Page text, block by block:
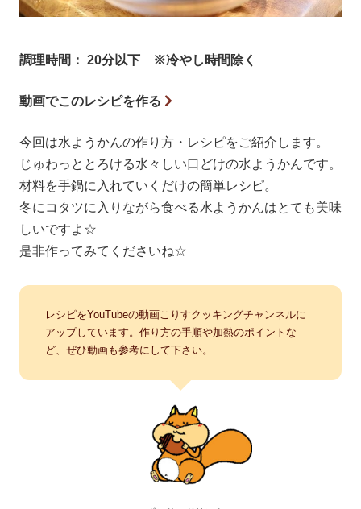
調理時間： 20分以下 ※冷やし時間除く
動画でこのレシピを作る
今回は水ようかんの作り方・レシピをご紹介します。
じゅわっととろける水々しい口どけの水ようかんです。
材料を手鍋に入れていくだけの簡単レシピ。
冬にコタツに入りながら食べる水ようかんはとても美味
しいですよ☆
是非作ってみてくださいね☆
レシピをYouTubeの動画こりすクッキングチャンネルに
アップしています。作り方の手順や加熱のポイントな
ど、ぜひ動画も参考にして下さい。